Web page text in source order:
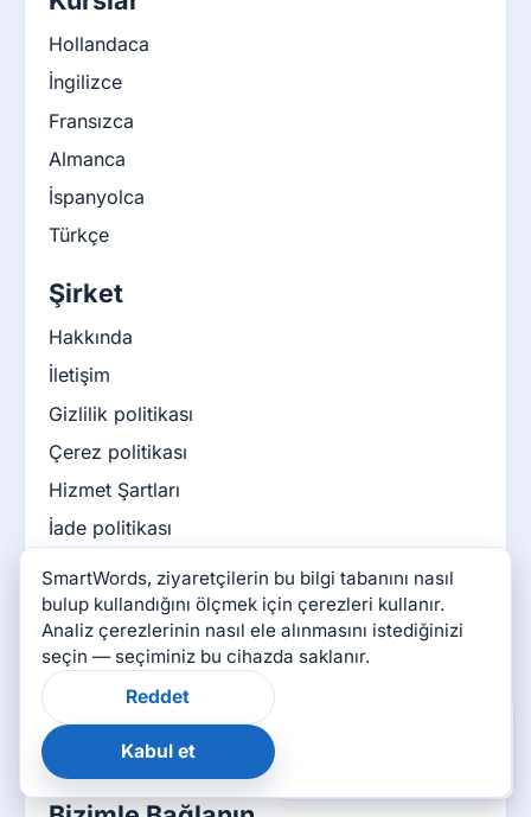
SmartWords, ziyaretçilerin bu bilgi tabanını nasıl
bulup kullandığını ölçmek için çerezleri kullanır.
Analiz çerezlerinin nasıl ele alınmasını istediğinizi
seçin — seçiminiz bu cihazda saklanır.
Reddet
Kabul et
Hollandaca
İngilizce
Fransızca
Almanca
İspanyolca
Türkçe
Şirket
Hakkında
İletişim
Gizlilik politikası
Çerez politikası
Hizmet Şartları
İade politikası
Planları karşılaştır
Fiyatlar ve mağaza
Yardım / SSS
Bilgi tabanı
SmartWords Blog
SmartWords Oyunları